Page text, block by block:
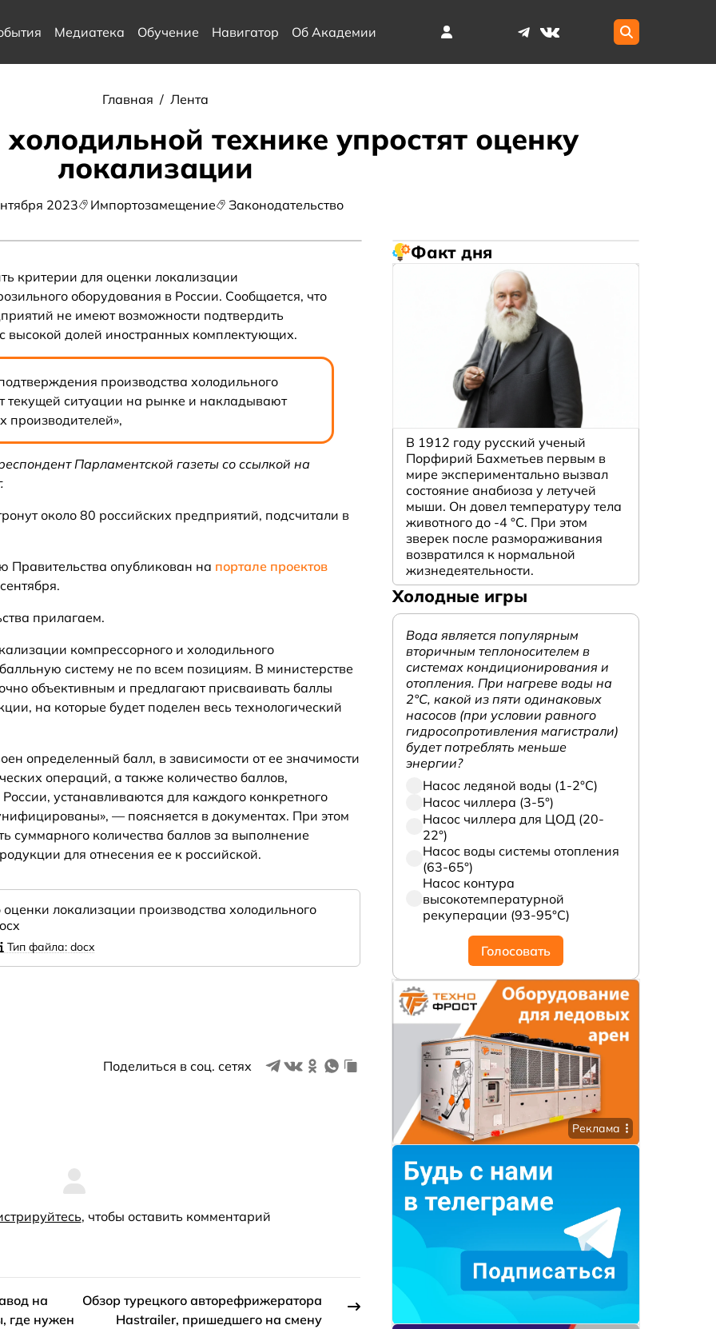
Медиатека Обучение Навигатор Об Академии
Главная / Лента
технике упростят оценку
локализации
2023 Импортозамещение Законодательство
критерии для оценки локализации
оборудования в России. Сообщается, что
не имеют возможности подтвердить
высокой долей иностранных комплектующих.
производства холодильного
текущей ситуации на рынке и накладывают
производителей»,
Парламентской газеты со ссылкой на
около 80 российских предприятий, подсчитали в
Правительства опубликован на портале проектов
прилагаем.
компрессорного и холодильного
систему не по всем позициям. В министерстве
объективным и предлагают присваивать баллы
на которые будет поделен весь технологический
определенный балл, в зависимости от ее значимости
операций, а также количество баллов,
устанавливаются для каждого конкретного
— поясняется в документах. При этом
суммарного количества баллов за выполнение
для отнесения ее к российской.
локализации производства холодильного
Тип файла: docx
Поделиться в соц. сетях
, чтобы оставить комментарий
на
где нужен
Обзор турецкого авторефрижератора
Hastrailer, пришедшего на смену
Факт дня
В 1912 году русский ученый
Порфирий Бахметьев первым в
мире экспериментально вызвал
состояние анабиоза у летучей
мыши. Он довел температуру тела
животного до -4 °C. При этом
зверек после размораживания
возвратился к нормальной
жизнедеятельности.
Холодные игры
Вода является популярным
вторичным теплоносителем в
системах кондиционирования и
отопления. При нагреве воды на
2°С, какой из пяти одинаковых
насосов (при условии равного
гидросопротивления магистрали)
будет потреблять меньше
энергии?
Насос ледяной воды (1-2°С)
Насос чиллера (3-5°)
Насос чиллера для ЦОД (20-
22°)
Насос воды системы отопления
(63-65°)
Насос контура
высокотемпературной
рекуперации (93-95°С)
Голосовать
Реклама